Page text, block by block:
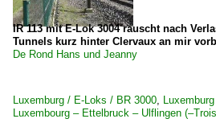
IR 113 mit E-Lok 3004 rauscht nach
Tunnels kurz hinter Clervaux an mir
De Rond Hans und Jeanny
Luxemburg / E-Loks / BR 3000,
Luxembourg – Ettelbruck – Ulflingen